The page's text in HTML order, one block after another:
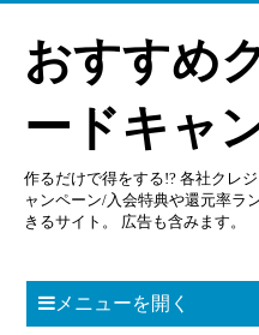
おすすめ
ードキャ
作るだけで得をする!? 各社クレ
ャンペーン/入会特典や還元率ラ
きるサイト。 広告も含みます。
メニューを開く